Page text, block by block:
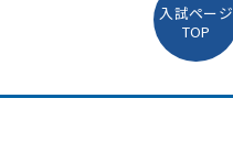
入試ページ
TOP